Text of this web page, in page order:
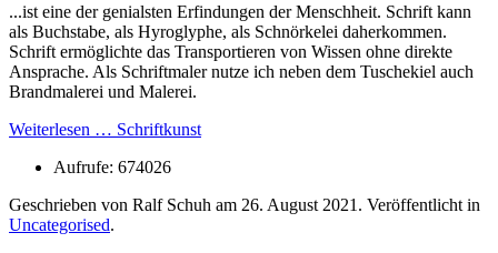
...ist eine der genialsten Erfindungen der Menschheit. Schrift kann
als Buchstabe, als Hyroglyphe, als Schnörkelei daherkommen.
Schrift ermöglichte das Transportieren von Wissen ohne direkte
Ansprache. Als Schriftmaler nutze ich neben dem Tuschekiel auch
Brandmalerei und Malerei.
Weiterlesen … Schriftkunst
Aufrufe: 674026
Geschrieben von Ralf Schuh am 26. August 2021 . Veröffentlicht in
Uncategorised.